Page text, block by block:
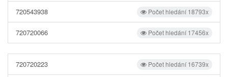
Počet hledání 18793x
720543938
Počet hledání 17456x
720720066
Počet hledání 16739x
720720223